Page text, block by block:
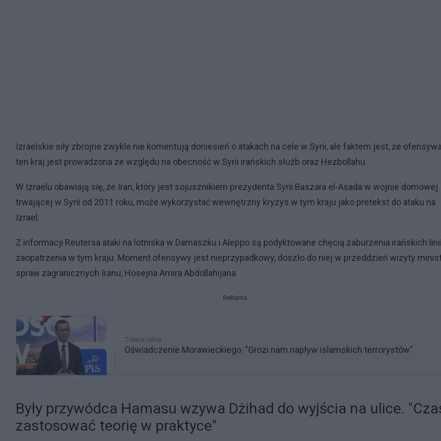
Izraelskie siły zbrojne zwykle nie komentują doniesień o atakach na cele w Syrii, ale faktem jest, że
ten kraj jest prowadzona ze względu na obecność w Syrii irańskich służb oraz Hezbollahu.
W Izraelu obawiają się, że Iran, który jest sojusznikiem prezydenta Syrii Baszara el-Asada w wojnie domowej
trwającej w Syrii od 2011 roku, może wykorzystać wewnętrzny kryzys w tym kraju jako pretekst do ataku na
Izrael.
Z informacji Reutersa ataki na lotniska w Damaszku i Aleppo są podyktowane chęcią zaburzenia irańskich
zaopatrzenia w tym kraju. Moment ofensywy jest nieprzypadkowy, doszło do niej w przeddzień wizyty
spraw zagranicznych Iranu, Hosejna Amira Abdollahijana.
Reklama
Zobacz także
Oświadczenie Morawieckiego. "Grozi nam napływ islamskich terrorystów"
Były przywódca Hamasu wzywa Dżihad do wyjścia na ulice.
zastosować teorię w praktyce"